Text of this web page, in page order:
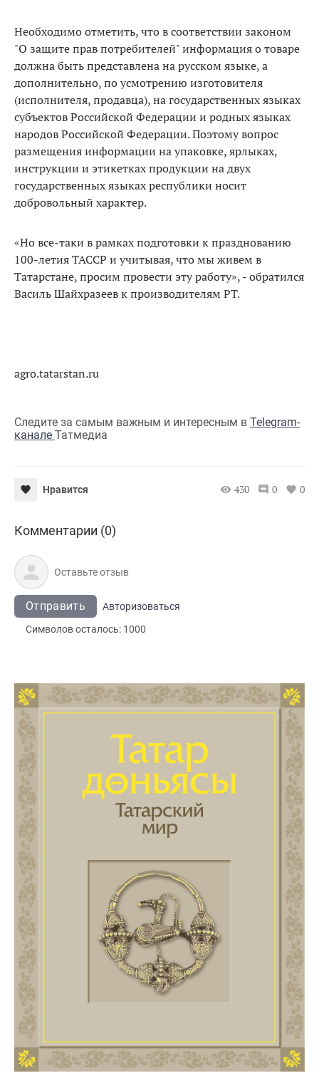
Необходимо отметить, что в соответствии законом
"О защите прав потребителей" информация о товаре
должна быть представлена на русском языке, а
дополнительно, по усмотрению изготовителя
(исполнителя, продавца), на государственных языках
субъектов Российской Федерации и родных языках
народов Российской Федерации. Поэтому вопрос
размещения информации на упаковке, ярлыках,
инструкции и этикетках продукции на двух
государственных языках республики носит
добровольный характер.
«Но все-таки в рамках подготовки к празднованию
100-летия ТАССР и учитывая, что мы живем в
Татарстане, просим провести эту работу», - обратился
Василь Шайхразеев к производителям РТ.
agro.tatarstan.ru
Следите за самым важным и интересным в Telegram-
канале Татмедиа
Нравится 430 0 0
Комментарии (0)
Отправить
Авторизоваться
Символов осталось: 1000